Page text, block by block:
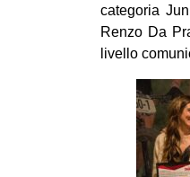
categoria
Renzo Da
livello